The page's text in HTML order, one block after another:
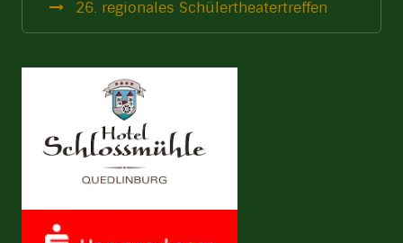
26. regionales Schülertheatertreffen